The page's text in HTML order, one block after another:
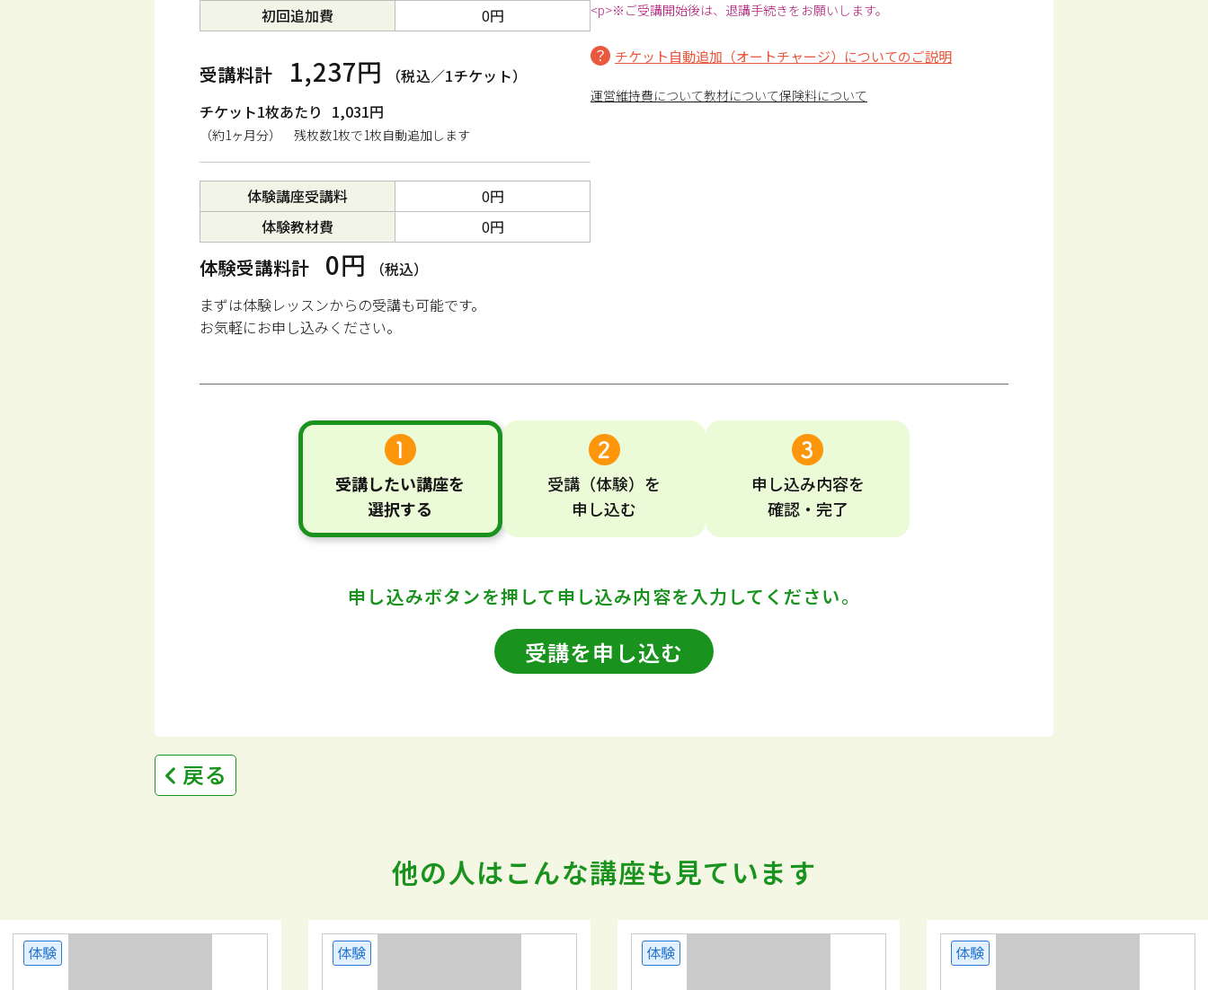
初回追加費
0円
受講料計 1,237円
（税込／1チケット）
チケット1枚あたり 1,031円
（約1ヶ月分） 残枚数1枚で1枚自動追加します
体験講座受講料
0円
体験教材費
0円
体験受講料計 0円
（税込）
まずは体験レッスンからの受講も可能です。
お気軽にお申し込みください。
<p>※ご受講開始後は、退講手続きをお願いします。
チケット自動追加（オートチャージ）についてのご説明
運営維持費について教材について保険料について
受講したい講座を
選択する
受講 （体験） を
申し込む
申し込み内容を
確認・完了
申し込みボタンを押して申し込み内容を入力してください。
受講を申し込む
戻る
他の人はこんな講座も見ています
体験 体験 体験 体験